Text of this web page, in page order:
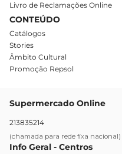
Livro de Reclamações Online
CONTEÚDO
Catálogos
Stories
Âmbito Cultural
Promoção Repsol
Supermercado Online
213835214
(chamada para rede fixa nacional)
Info Geral - Centros